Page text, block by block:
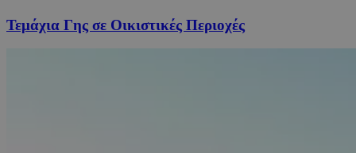
Τεμάχια Γης σε Οικιστικές Περιοχές